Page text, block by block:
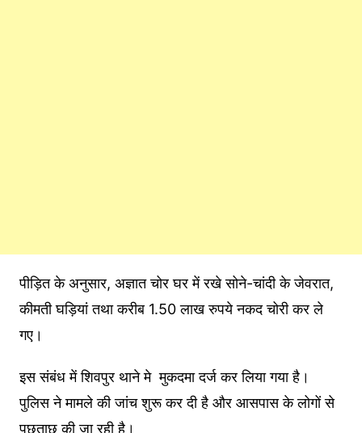
पीड़ित के अनुसार, अज्ञात चोर घर में रखे सोने-चांदी के जेवरात,
कीमती घड़ियां तथा करीब 1.50 लाख रुपये नकद चोरी कर ले
गए।
इस संबंध में शिवपुर थाने मे मुकदमा दर्ज कर लिया गया है।
पुलिस ने मामले की जांच शुरू कर दी है और आसपास के लोगों से
पूछताछ की जा रही है।